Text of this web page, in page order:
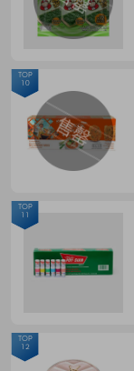
TOP
10
TOP
11
TOP
12